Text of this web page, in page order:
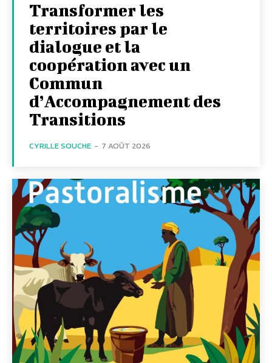
Transformer les
territoires par le
dialogue et la
coopération avec un
Commun
d’Accompagnement des
Transitions
CYRILLE SOUCHE - 7 AOÛT 2026